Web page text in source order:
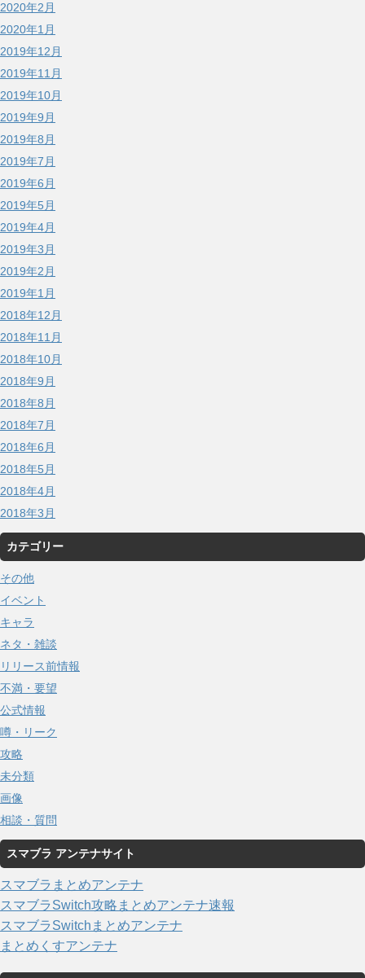
2020年2月
2020年1月
2019年12月
2019年11月
2019年10月
2019年9月
2019年8月
2019年7月
2019年6月
2019年5月
2019年4月
2019年3月
2019年2月
2019年1月
2018年12月
2018年11月
2018年10月
2018年9月
2018年8月
2018年7月
2018年6月
2018年5月
2018年4月
2018年3月
カテゴリー
その他
イベント
キャラ
ネタ・雑談
リリース前情報
不満・要望
公式情報
噂・リーク
攻略
未分類
画像
相談・質問
スマブラ アンテナサイト
スマブラまとめアンテナ
スマブラSwitch攻略まとめアンテナ速報
スマブラSwitchまとめアンテナ
まとめくすアンテナ